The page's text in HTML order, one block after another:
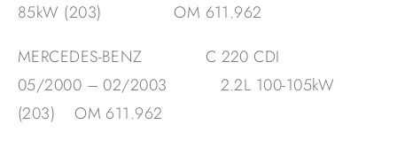
85kW (203) OM 611.962
MERCEDES-BENZ C 220 CDI
05/2000 – 02/2003 2.2L 100-105kW
(203) OM 611.962